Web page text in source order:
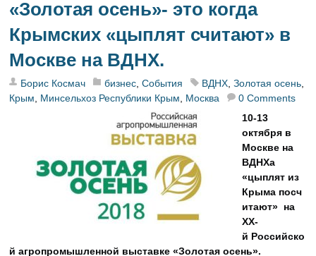
«Золотая осень»- это когда
Крымских «цыплят считают» в
Москве на ВДНХ.
Борис Космач бизнес ,События ВДНХ ,Золотая осень
Крым
Минсельхоз Республики Крым Москва
0 Comments
10-13
октября в
Москве на
ВДНХа
«цыплят из
Крыма посч
итают» на
XX-
й Российско
й агропромышленной выставке «Золотая осень».